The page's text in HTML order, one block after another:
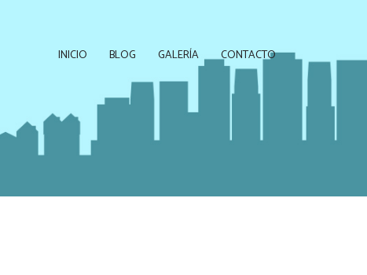
INICIO BLOG GALERÍA CONTACTO